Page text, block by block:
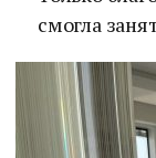
смогла